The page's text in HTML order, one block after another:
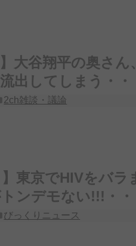
大谷翔平の奥さ
出してしまう・・
2ch雑談・議論
東京でHIVをバラ
ンデモない!!!・・
びっくりニュース